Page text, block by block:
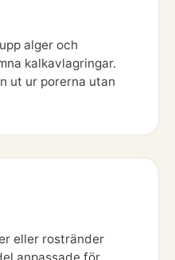
alger och
kalkavlagringar.
ut ur porerna utan
eller rostränder